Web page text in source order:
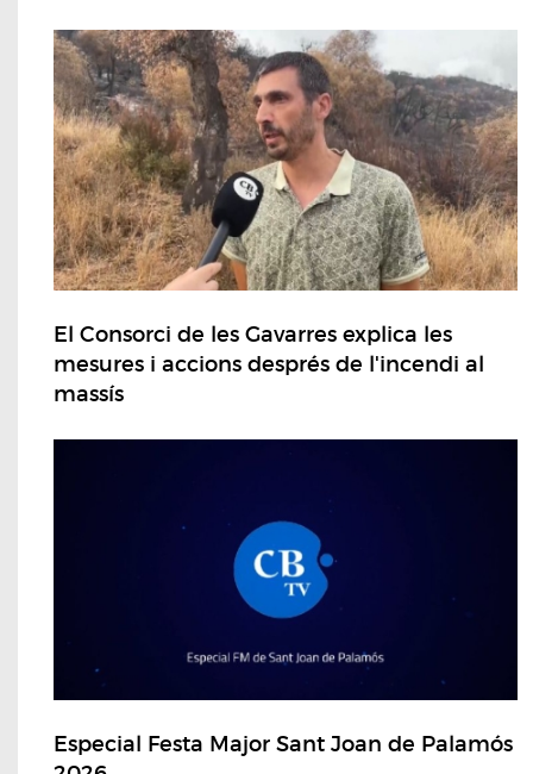
El Consorci de les Gavarres explica les
mesures i accions després de l'incendi al
massís
Especial Festa Major Sant Joan de Palamós